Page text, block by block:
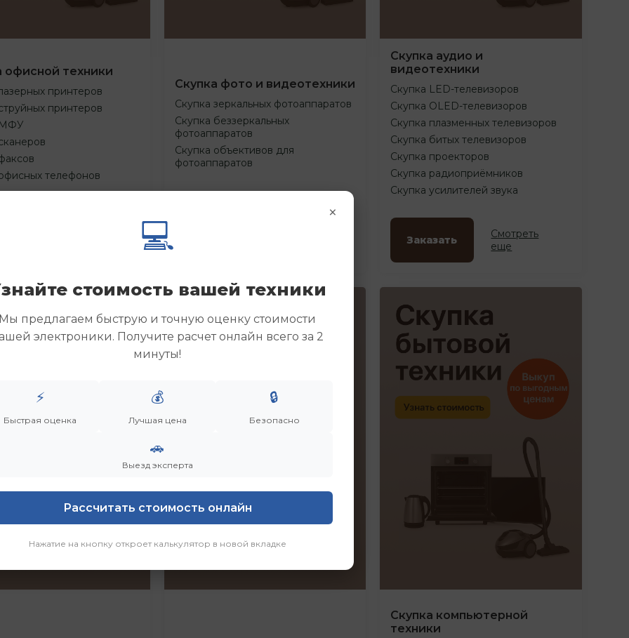
офисной техники
принтеров
принтеров
МФУ
телефонов
Скупка фото и видеотехники
Скупка зеркальных фотоаппаратов
Скупка беззеркальных
фотоаппаратов
Скупка объективов для
фотоаппаратов
Скупка аудио и
видеотехники
Скупка LED-телевизоров
Скупка OLED-телевизоров
Скупка плазменных телевизоров
Скупка битых телевизоров
Скупка проекторов
Скупка радиоприёмников
Скупка усилителей звука
Заказать
Смотреть
еще
Скупка компьютерной
техники
×
💻
стоимость вашей техники
предлагаем быструю и точную оценку стоимости
электроники. Получите расчет онлайн всего за 2
минуты!
⚡
Быстрая оценка
💰
Лучшая цена
🔒
Безопасно
🚗
Выезд эксперта
Рассчитать стоимость онлайн
Нажатие на кнопку откроет калькулятор в новой вкладке